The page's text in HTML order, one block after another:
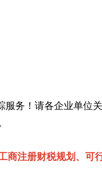
务！请各企业单位
商注册财税规划、可